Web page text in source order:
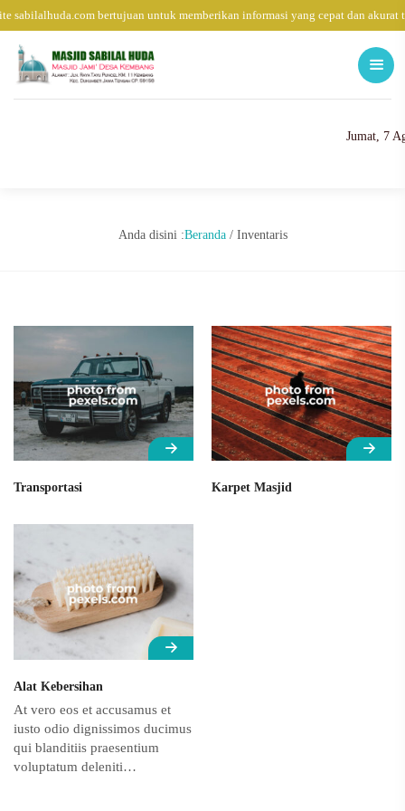
sabilalhuda.com bertujuan untuk memberikan informasi yang cepat dan
Jumat, 7
Anda disini :Beranda/ Inventaris
Transportasi Karpet Masjid
Alat Kebersihan
At vero eos et accusamus et
iusto odio dignissimos ducimus
qui blanditiis praesentium
voluptatum deleniti…